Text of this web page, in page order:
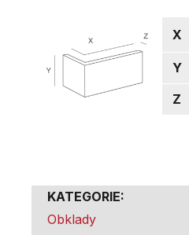
X
Y
Z
KATEGORIE:
Obklady